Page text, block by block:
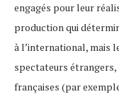
engagés pour leur
production qui
à l’international, mais
spectateurs
françaises (par